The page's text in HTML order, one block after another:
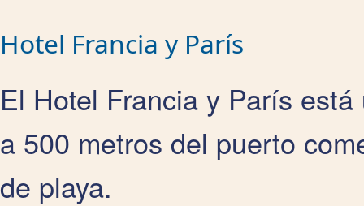
Hotel Francia y París
El Hotel Francia y París
a 500 metros del puerto
de playa.